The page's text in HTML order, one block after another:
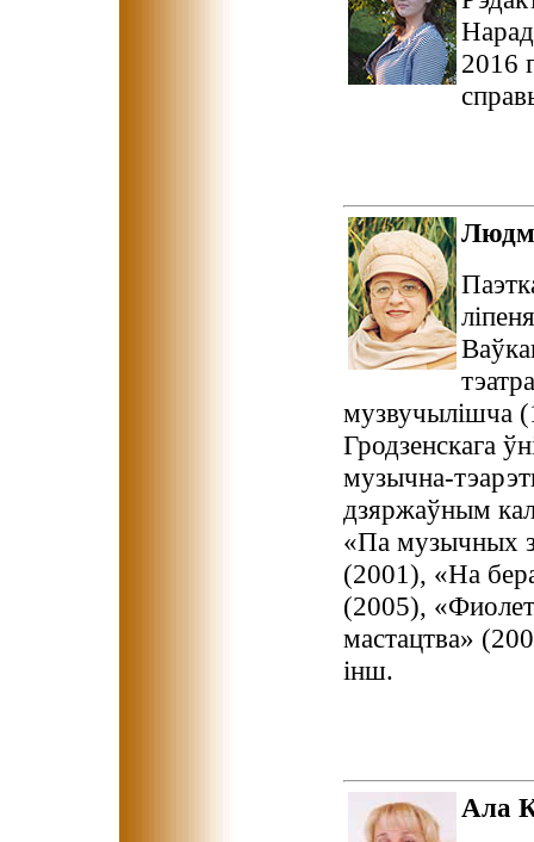
2016
музвучылішча
Гродзенскага
музычна-
дзяржаўным
«Па музычных
(2001), «На
(2005),
мастацтва»
інш.
Ала